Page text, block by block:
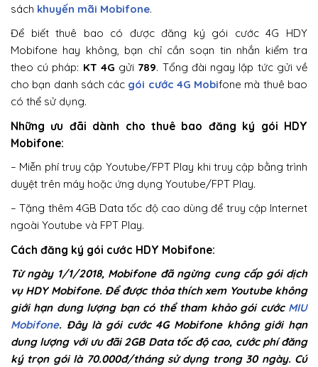
sách khuyến mãi Mobifone.
Để biết thuê bao có được đăng ký gói cước 4G HDY
Mobifone hay không, bạn chỉ cần soạn tin nhắn kiểm tra
theo cú pháp: KT 4G gửi 789. Tổng đài ngay lập tức gửi về
cho bạn danh sách các gói cước 4G Mobifone mà thuê bao
có thể sử dụng.
Những ưu đãi dành cho thuê bao đăng ký gói HDY
Mobifone:
– Miễn phí truy cập Youtube/FPT Play khi truy cập bằng trình
duyệt trên máy hoặc ứng dụng Youtube/FPT Play.
– Tặng thêm 4GB Data tốc độ cao dùng để truy cập Internet
ngoài Youtube và FPT Play.
Cách đăng ký gói cước HDY Mobifone:
Từ ngày 1/1/2018, Mobifone đã ngừng cung cấp gói dịch
vụ HDY Mobifone. Để được thỏa thích xem Youtube không
giới hạn dung lượng bạn có thể tham khảo gói cước MIU
Mobifone. Đây là gói cước 4G Mobifone không giới hạn
dung lượng với ưu đãi 2GB Data tốc độ cao, cước phí đăng
ký trọn gói là 70.000đ/tháng sử dụng trong 30 ngày. Cú